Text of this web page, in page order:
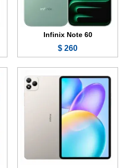
Infinix Note 60
260 $
البطارية والشحن السريع:8000 مللي أمبير - 18 واط
عرض الموصفات ←
الشاشة:6.78 بوصة - 144 هرتز - AMOLED
الذاكرة:
الرام:8 جيجابايت
الكاميرا:64 + 8 ميجابكسل
المعالج:
البطارية والشحن السريع:
عرض الموصفات ←